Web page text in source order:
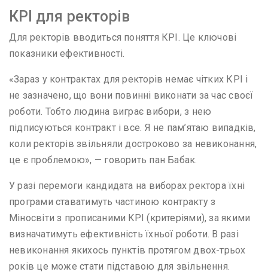
КРІ для ректорів
Для ректорів вводиться поняття КРІ. Це ключові
показники ефективності.
«Зараз у контрактах для ректорів немає чітких КРІ і
не зазначено, що вони повинні виконати за час своєї
роботи. Тобто людина виграє вибори, з нею
підписуються контракт і все. Я не пам’ятаю випадків,
коли ректорів звільняли достроково за невиконання,
це є проблемою», — говорить пан Бабак.
У разі перемоги кандидата на виборах ректора їхні
програми ставатимуть частиною контракту з
Міносвіти з прописаними KPI (критеріями), за якими
визначатимуть ефективність їхньої роботи. В разі
невиконання якихось пунктів протягом двох-трьох
років це може стати підставою для звільнення.